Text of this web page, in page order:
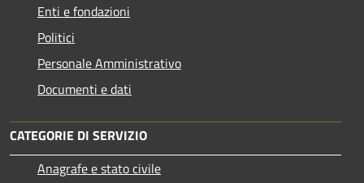
Enti e fondazioni
Politici
Personale Amministrativo
Documenti e dati
CATEGORIE DI SERVIZIO
Anagrafe e stato civile